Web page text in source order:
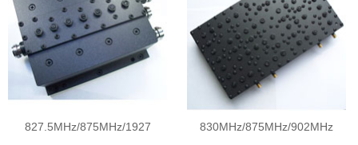
827.5MHz/875MHz/1927 830MHz/875MHz/902MHz